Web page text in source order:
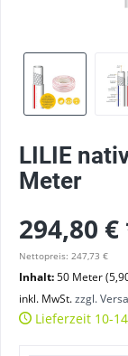
LILIE
Meter
294,80 €
Nettopreis: 247,73 €
Inhalt:50 Meter (
inkl. MwSt.zzgl.
Lieferzeit 10-